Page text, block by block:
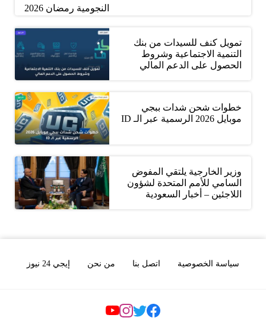
تمويل كنف للسيدات من بنك
التنمية الاجتماعية وشروط
الحصول على الدعم المالي
خطوات شحن شدات ببجي
موبايل 2026 الرسمية عبر الـ ID
وزير الخارجية يلتقي المفوض
السامي للأمم المتحدة لشؤون
اللاجئين – أخبار السعودية
سياسة الخصوصية اتصل بنا من نحن إيجي 24 نيوز
Social Links